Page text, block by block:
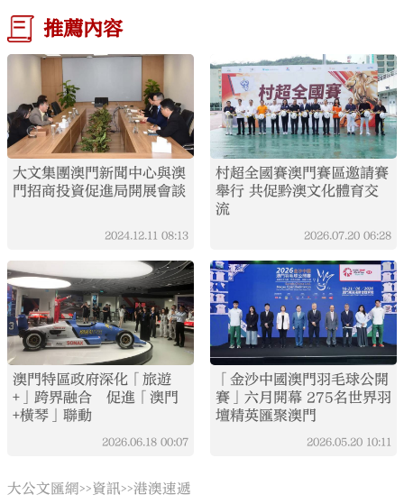
推薦內容
大文集團澳門新聞中心與澳
門招商投資促進局開展會談
2024.12.11 08:13
村超全國賽澳門賽區邀請賽
舉行 共促黔澳文化體育交
流
2026.07.20 06:28
澳門特區政府深化「旅遊
+」跨界融合 促進「澳門
+橫琴」聯動
2026.06.18 00:07
「金沙中國澳門羽毛球公開
賽」六月開幕 275名世界羽
壇精英匯聚澳門
2026.05.20 10:11
大公文匯網>>資訊>>港澳速遞